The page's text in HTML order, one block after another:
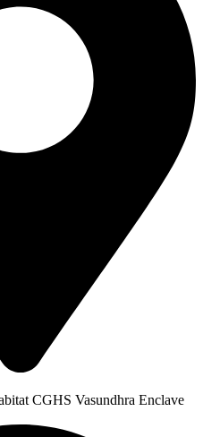
CGHS Vasundhra Enclave